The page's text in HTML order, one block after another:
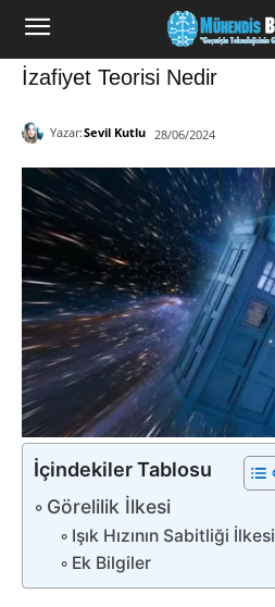
İzafiyet Teorisi Nedir
Yazar:Sevil Kutlu 28/06/2024
İçindekiler Tablosu
Görelilik İlkesi
Işık Hızının Sabitliği İlkesi
Ek Bilgiler